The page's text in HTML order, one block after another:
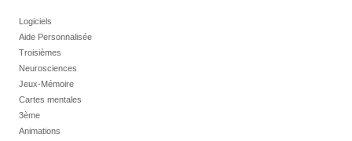
Logiciels
Aide Personnalisée
Troisièmes
Neurosciences
Jeux-Mémoire
Cartes mentales
3ème
Animations